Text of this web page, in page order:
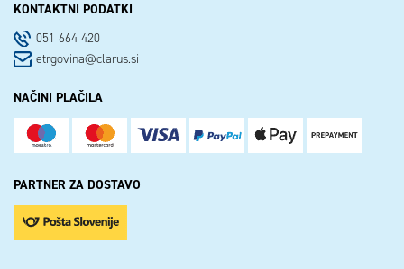
KONTAKTNI PODATKI
051 664 420
etrgovina@clarus.si
NAČINI PLAČILA
PARTNER ZA DOSTAVO